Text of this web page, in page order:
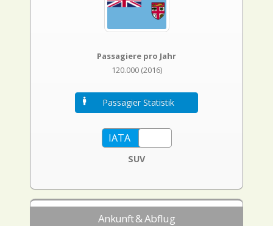
Passagiere pro Jahr
120.000 (2016)
Passagier Statistik
SUV
Ankunft & Abflug